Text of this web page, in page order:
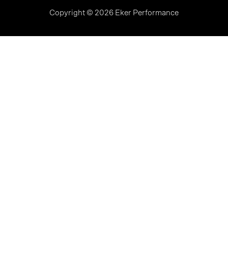
Copyright © 2026 Eker Performance